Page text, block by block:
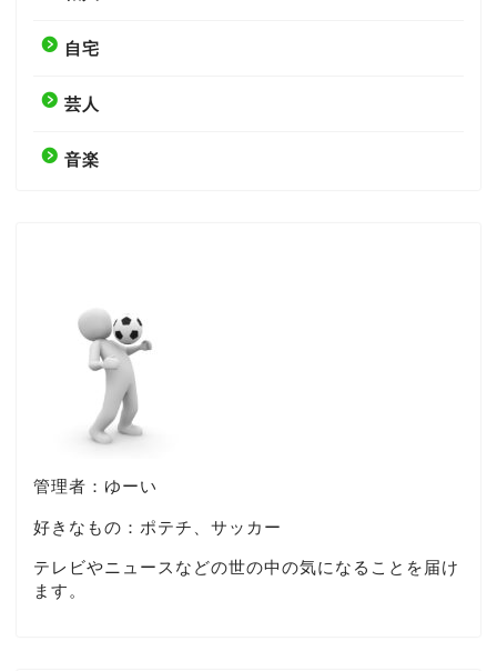
自宅
芸人
音楽
管理者：ゆーい
好きなもの：ポテチ、サッカー
テレビやニュースなどの世の中の気になることを届け
ます。